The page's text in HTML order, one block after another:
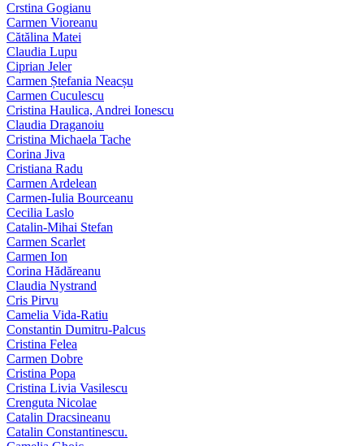
Crstina Gogianu
Carmen Vioreanu
Cătălina Matei
Claudia Lupu
Ciprian Jeler
Carmen Ștefania Neacșu
Carmen Cuculescu
Cristina Haulica, Andrei Ionescu
Claudia Draganoiu
Cristina Michaela Tache
Corina Jiva
Cristiana Radu
Carmen Ardelean
Carmen-Iulia Bourceanu
Cecilia Laslo
Catalin-Mihai Stefan
Carmen Scarlet
Carmen Ion
Corina Hădăreanu
Claudia Nystrand
Cris Pirvu
Camelia Vida-Ratiu
Constantin Dumitru‑Palcus
Cristina Felea
Carmen Dobre
Cristina Popa
Cristina Livia Vasilescu
Crenguta Nicolae
Catalin Dracsineanu
Catalin Constantinescu.